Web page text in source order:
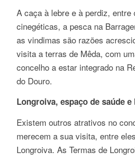
A caça à lebre e à perdiz, entre
cinegéticas, a pesca na
as vindimas são razões
visita a terras de Mêda, com
concelho a estar integrado na
do Douro.
Longroiva, espaço de saúde e
Existem outros atrativos no
merecem a sua visita, entre
Longroiva. As Termas de